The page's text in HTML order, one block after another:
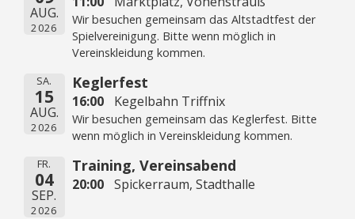
AUG.
2026
Wir besuchen gemeinsam das Altstadtfest der
Spielvereinigung. Bitte wenn möglich in
Vereinskleidung kommen.
SA.
15
AUG.
2026
Keglerfest
16:00 Kegelbahn Triffnix
Wir besuchen gemeinsam das Keglerfest. Bitte
wenn möglich in Vereinskleidung kommen.
FR.
04
SEP.
2026
Training, Vereinsabend
20:00 Spickerraum, Stadthalle